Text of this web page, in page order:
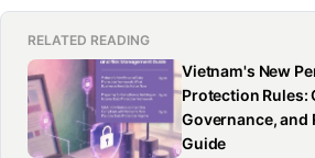
RELATED READING
Vietnam's New
Protection Rules:
Governance, and
Guide